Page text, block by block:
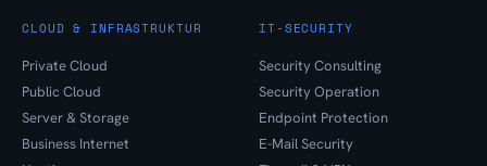
CLOUD & INFRASTRUKTUR
Private Cloud
Public Cloud
Server & Storage
Business Internet
IT-SECURITY
Security Consulting
Security Operation
Endpoint Protection
E-Mail Security